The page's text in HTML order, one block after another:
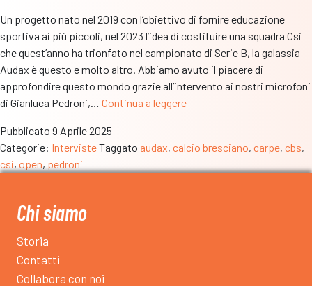
Un progetto nato nel 2019 con l’obiettivo di fornire educazione
sportiva ai più piccoli, nel 2023 l’idea di costituire una squadra Csi
che quest’anno ha trionfato nel campionato di Serie B, la galassia
Audax è questo e molto altro. Abbiamo avuto il piacere di
approfondire questo mondo grazie all’intervento ai nostri microfoni
di Gianluca Pedroni,… Continua a leggere“Contiamo
l’obiettivo
è
Pubblicato 9 Aprile 2025
Categorie: IntervisteTaggato audax, calcio bresciano, carpe, cbs,
csi, open, pedroni
Chi siamo
Storia
Contatti
Collabora con noi